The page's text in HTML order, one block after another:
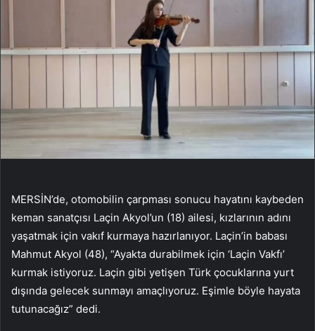
MERSİN’de, otomobilin çarpması sonucu hayatını kaybeden
keman sanatçısı Laçin Akyol’un (18) ailesi, kızlarının adını
yaşatmak için vakıf kurmaya hazırlanıyor. Laçin’in babası
Mahmut Akyol (48), “Ayakta durabilmek için ‘Laçin Vakfı’
kurmak istiyoruz. Laçin gibi yetişen Türk çocuklarına yurt
dışında gelecek sunmayı amaçlıyoruz. Eşimle böyle hayata
tutunacağız” dedi.